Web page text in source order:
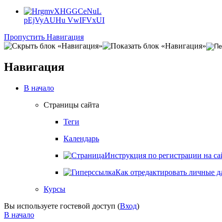
pEjVyAUHu VwIFVxUI
Пропустить Навигация
Навигация
В начало
Страницы сайта
Теги
Календарь
Инструкция по регистрации на
Как отредактировать личные
Курсы
Вы используете гостевой доступ (Вход)
В начало